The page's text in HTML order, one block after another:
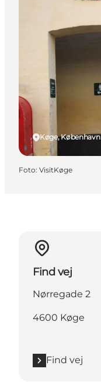
Køge, København
Foto: VisitKøge
Find vej
Nørregade 2
4600 Køge
Find vej